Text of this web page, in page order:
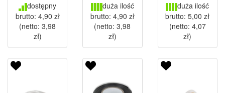
dostępny
brutto: 4,90 zł
(netto:3,98
zł)
duża ilość
brutto: 4,90 zł
(netto:3,98
zł)
duża ilość
brutto:5,00 zł
(netto: 4,07
zł)